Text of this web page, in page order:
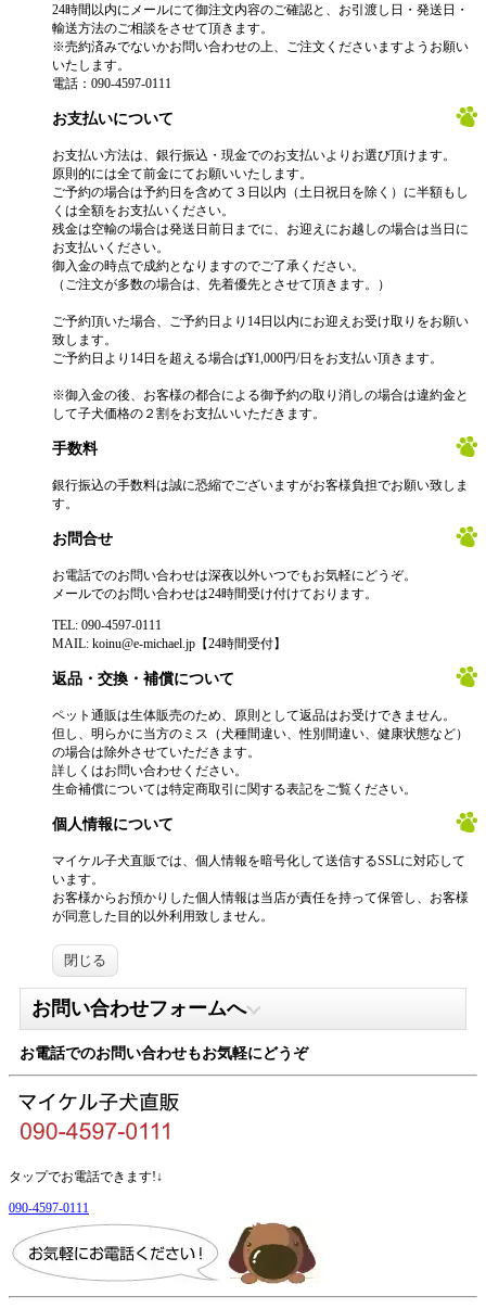
24時間以内にメールにて御注文内容のご確認と、お引渡し日・発送日・
輸送方法のご相談をさせて頂きます。
※売約済みでないかお問い合わせの上、ご注文くださいますようお願い
いたします。
電話：090-4597-0111
お支払いについて
お支払い方法は、銀行振込・現金でのお支払いよりお選び頂けます。
原則的には全て前金にてお願いいたします。
ご予約の場合は予約日を含めて３日以内（土日祝日を除く）に半額もし
くは全額をお支払いください。
残金は空輸の場合は発送日前日までに、お迎えにお越しの場合は当日に
お支払いください。
御入金の時点で成約となりますのでご了承ください。
（ご注文が多数の場合は、先着優先とさせて頂きます。）
ご予約頂いた場合、ご予約日より14日以内にお迎えお受け取りをお願い
致します。
ご予約日より14日を超える場合ば¥1,000円/日をお支払い頂きます。
※御入金の後、お客様の都合による御予約の取り消しの場合は違約金と
して子犬価格の２割をお支払いいただきます。
手数料
銀行振込の手数料は誠に恐縮でございますがお客様負担でお願い致しま
す。
お問合せ
お電話でのお問い合わせは深夜以外いつでもお気軽にどうぞ。
メールでのお問い合わせは24時間受け付けております。
TEL: 090-4597-0111
MAIL: koinu@e-michael.jp【24時間受付】
返品・交換・補償について
ペット通販は生体販売のため、原則として返品はお受けできません。
但し、明らかに当方のミス（犬種間違い、性別間違い、健康状態など）
の場合は除外させていただきます。
詳しくはお問い合わせください。
生命補償については特定商取引に関する表記をご覧ください。
個人情報について
マイケル子犬直販では、個人情報を暗号化して送信するSSLに対応して
います。
お客様からお預かりした個人情報は当店が責任を持って保管し、お客様
が同意した目的以外利用致しません。
閉じる
お問い合わせフォームへ
お電話でのお問い合わせもお気軽にどうぞ
タップでお電話できます!↓
090-4597-0111